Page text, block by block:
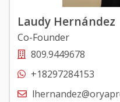
Laudy Hernández
Co-Founder
809.9449678
+18297284153